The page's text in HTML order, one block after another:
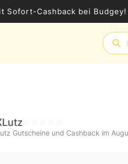
Sofort-Cashback bei Budgey!
Gutscheine und Cashback im